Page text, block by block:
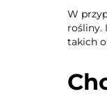
W
rośliny.
takich